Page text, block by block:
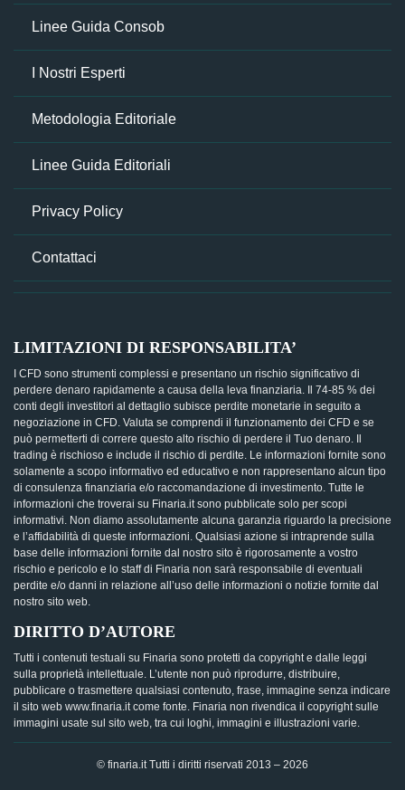
Linee Guida Consob
I Nostri Esperti
Metodologia Editoriale
Linee Guida Editoriali
Privacy Policy
Contattaci
LIMITAZIONI DI RESPONSABILITA’
I CFD sono strumenti complessi e presentano un rischio significativo di
perdere denaro rapidamente a causa della leva finanziaria. Il 74-85 % dei
conti degli investitori al dettaglio subisce perdite monetarie in seguito a
negoziazione in CFD. Valuta se comprendi il funzionamento dei CFD e se
può permetterti di correre questo alto rischio di perdere il Tuo denaro. Il
trading è rischioso e include il rischio di perdite. Le informazioni fornite sono
solamente a scopo informativo ed educativo e non rappresentano alcun tipo
di consulenza finanziaria e/o raccomandazione di investimento. Tutte le
informazioni che troverai su Finaria.it sono pubblicate solo per scopi
informativi. Non diamo assolutamente alcuna garanzia riguardo la precisione
e l’affidabilità di queste informazioni. Qualsiasi azione si intraprende sulla
base delle informazioni fornite dal nostro sito è rigorosamente a vostro
rischio e pericolo e lo staff di Finaria non sarà responsabile di eventuali
perdite e/o danni in relazione all’uso delle informazioni o notizie fornite dal
nostro sito web.
DIRITTO D’AUTORE
Tutti i contenuti testuali su Finaria sono protetti da copyright e dalle leggi
sulla proprietà intellettuale. L’utente non può riprodurre, distribuire,
pubblicare o trasmettere qualsiasi contenuto, frase, immagine senza indicare
il sito web www.finaria.it come fonte. Finaria non rivendica il copyright sulle
immagini usate sul sito web, tra cui loghi, immagini e illustrazioni varie.
© finaria.it Tutti i diritti riservati 2013 – 2026